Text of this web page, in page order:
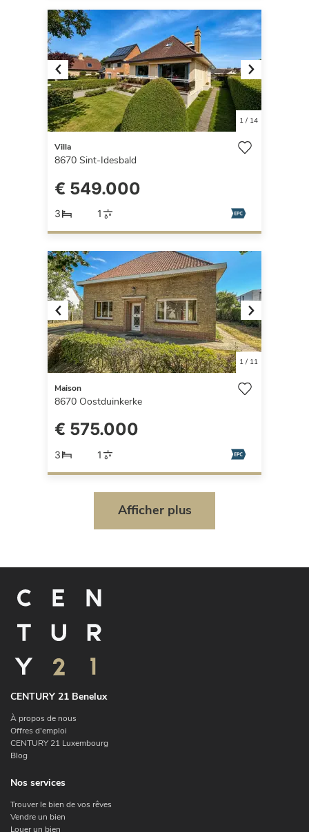
Previous Next
1/ 14
Villa
8670 Sint-Idesbald
€ 549.000
3 1
Previous Next
1/ 11
Maison
8670 Oostduinkerke
€ 575.000
3 1
Afficher plus
CENTURY 21 Benelux
À propos de nous
Offres d'emploi
CENTURY 21 Luxembourg
Blog
Nos services
Trouver le bien de vos rêves
Vendre un bien
Louer un bien